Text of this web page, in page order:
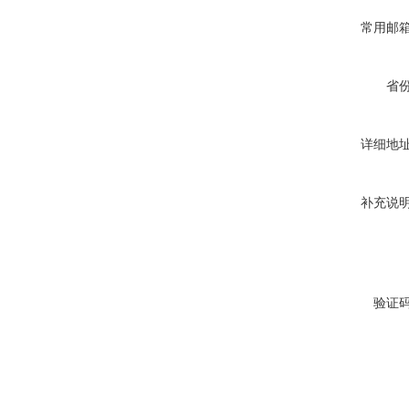
常用邮
省
详细地
补充说
验证